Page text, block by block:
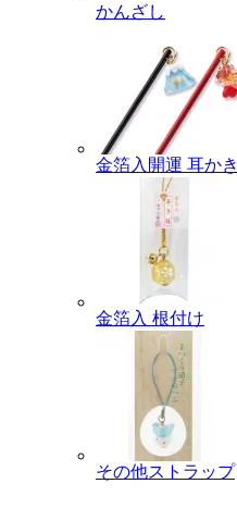
かんざし
金箔入開運 耳かき
金箔入 根付け
その他ストラップ